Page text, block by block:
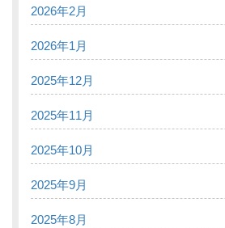
2026年2月
2026年1月
2025年12月
2025年11月
2025年10月
2025年9月
2025年8月